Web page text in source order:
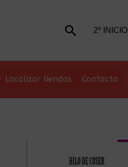
Buscar2º INICIO
Localizar tiendas Contacto